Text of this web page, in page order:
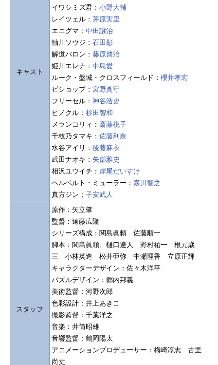
キャスト
イワシミズ君： 小野大輔
レイツェル： 茅原実里
エニグマ： 中田譲治
軸川ソウジ： 石田彰
解道バロン： 藤原啓治
姫川エレナ： 中島愛
ルーク・盤城・クロスフィールド： 櫻井孝宏
ビショップ： 宮野真守
フリーセル： 神谷浩史
ピノクル： 杉田智和
メランコリィ： 斎藤桃子
千枝乃タマキ： 佐藤利奈
水谷アイリ： 後藤麻衣
武田ナオキ： 矢部雅史
相沢ユウイチ： 岸尾だいすけ
ヘルベルト・ミューラー： 森川智之
真方ジン： 子安武人
スタッフ
原作：矢立肇
監督：遠藤広隆
シリーズ構成：関島眞頼 佐藤順一
脚本：関島眞頼、樋口達人 野村祐一 根元歳
三 小林英造 松井亜弥 中瀬理香 立原正輝
キャラクターデザイン：佐々木洋平
パズルデザイン：郷内邦義
美術監督：河野次郎
色彩設計：井上あきこ
撮影監督：千葉洋之
音楽：井筒昭雄
音響監督：鶴岡陽太
アニメーションプロデューサー：梅崎淳志 古里
尚丈